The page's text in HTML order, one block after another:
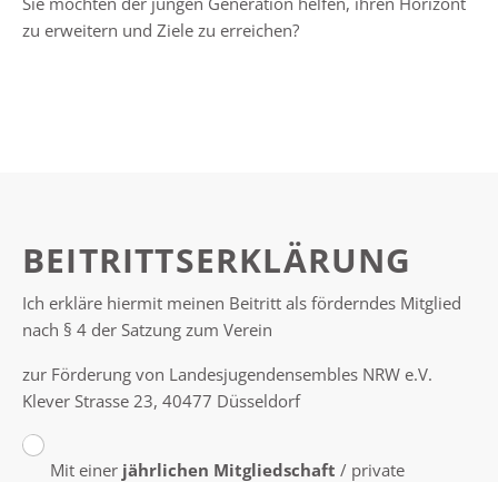
zu erweitern und Ziele zu erreichen?
BEITRITTSERKLÄRUNG
Ich erkläre hiermit meinen Beitritt als förderndes Mitglied
nach § 4 der Satzung zum Verein
zur Förderung von Landesjugendensembles NRW e.V.
Klever Strasse 23, 40477 Düsseldorf
Mit einer jährlichen Mitgliedschaft / private